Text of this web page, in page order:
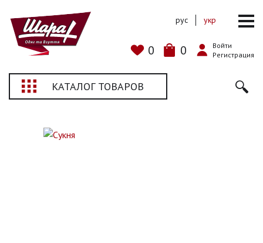
0 0
Войти
Регистрация
рус укр
КАТАЛОГ ТОВАРОВ